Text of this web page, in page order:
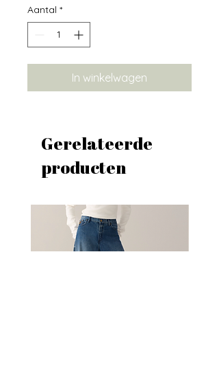
Aantal *
In winkelwagen
Gerelateerde
producten